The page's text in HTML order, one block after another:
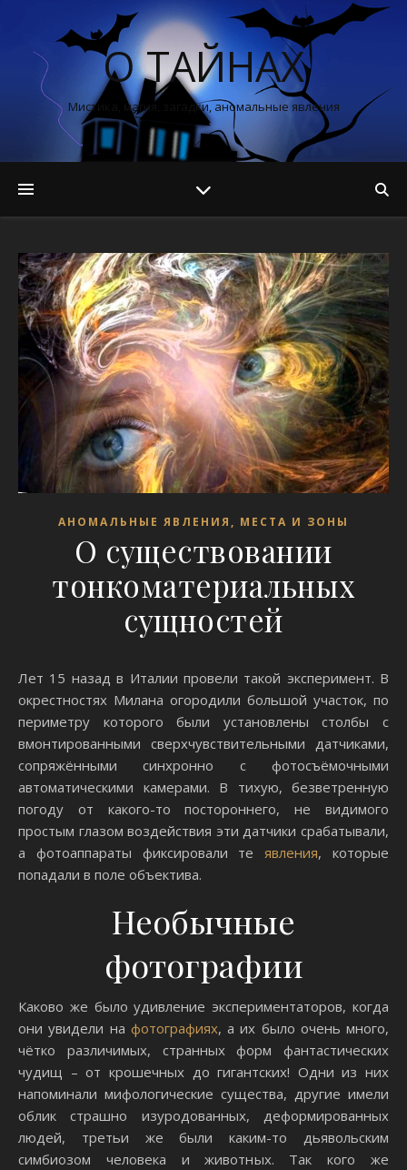
О ТАЙНАХ
Мистика, магия, загадки, аномальные явления
АНОМАЛЬНЫЕ ЯВЛЕНИЯ, МЕСТА И ЗОНЫ
О существовании
тонкоматериальных
сущностей
Лет 15 назад в Италии провели такой эксперимент. В
окрестностях Милана огородили большой участок, по
периметру которого были установлены столбы с
вмонтированными сверхчувствительными датчиками,
сопряжёнными синхронно с фотосъёмочными
автоматическими камерами. В тихую, безветренную
погоду от какого-то постороннего, не видимого
простым глазом воздействия эти датчики срабатывали,
а фотоаппараты фиксировали теявления, которые
попадали в поле объектива.
Необычные
фотографии
Каково же было удивление экспериментаторов, когда
они увидели на фотографиях, а их было очень много,
чётко различимых, странных форм фантастических
чудищ – от крошечных до гигантских! Одни из них
напоминали мифологические существа, другие имели
облик страшно изуродованных, деформированных
людей, третьи же были каким-то дьявольским
симбиозом человека и животных. Так кого же